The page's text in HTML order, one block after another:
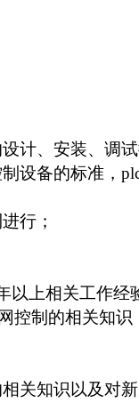
计、安装、调试
设备的标准，
行；
以上相关工作经
控制的相关知识
关知识以及对新